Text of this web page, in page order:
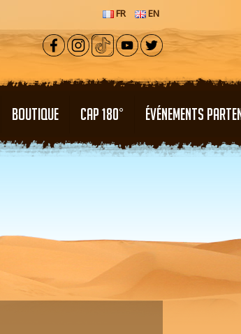
FR EN
BOUTIQUE CAP 180° ÉVÉNEMENTS